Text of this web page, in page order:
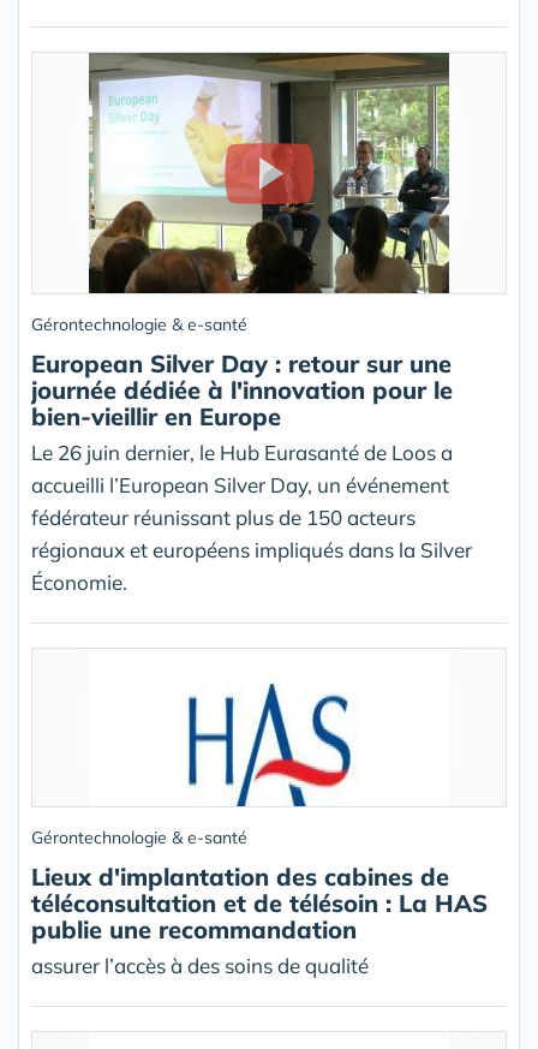
Gérontechnologie & e-santé
European Silver Day : retour sur une
journée dédiée à l'innovation pour le
bien-vieillir en Europe
Le 26 juin dernier, le Hub Eurasanté de Loos a
accueilli l’European Silver Day, un événement
fédérateur réunissant plus de 150 acteurs
régionaux et européens impliqués dans la Silver
Économie.
Gérontechnologie & e-santé
Lieux d'implantation des cabines de
téléconsultation et de télésoin : La HAS
publie une recommandation
assurer l’accès à des soins de qualité